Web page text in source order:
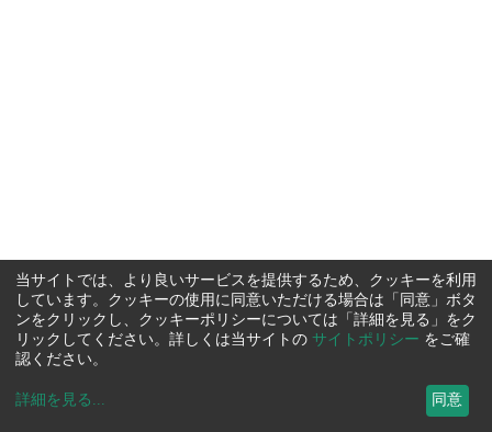
当サイトでは、より良いサービスを提供するため、クッキーを利用
しています。クッキーの使用に同意いただける場合は「同意」ボタ
ンをクリックし、クッキーポリシーについては「詳細を見る」をク
リックしてください。詳しくは当サイトの サイトポリシー をご確
認ください。
詳細を見る ... 同意